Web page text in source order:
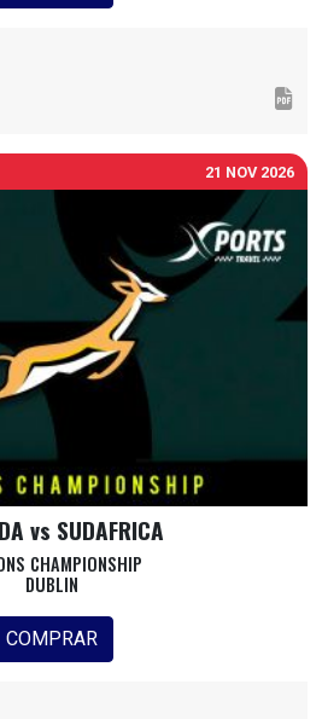
21 NOV 2026
vs SUDAFRICA
CHAMPIONSHIP
DUBLIN
COMPRAR